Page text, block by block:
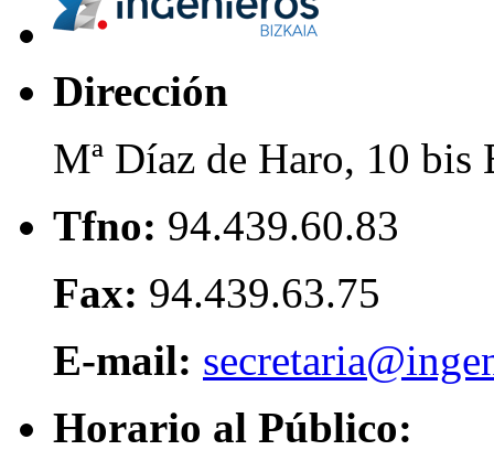
Dirección
Mª Díaz de Haro, 10
Tfno: 94.439.60.83
Fax: 94.439.63.75
E-mail:
Horario al Público: